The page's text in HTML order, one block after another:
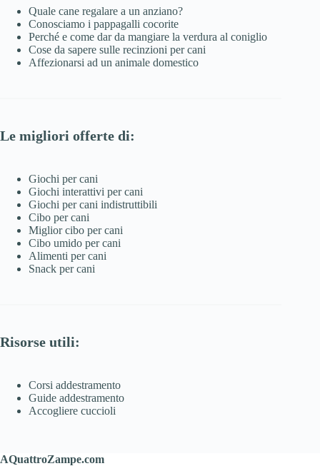
Quale cane regalare a un anziano?
Conosciamo i pappagalli cocorite
Perché e come dar da mangiare la verdura al coniglio
Cose da sapere sulle recinzioni per cani
Affezionarsi ad un animale domestico
Le migliori offerte di:
Giochi per cani
Giochi interattivi per cani
Giochi per cani indistruttibili
Cibo per cani
Miglior cibo per cani
Cibo umido per cani
Alimenti per cani
Snack per cani
Risorse utili:
Corsi addestramento
Guide addestramento
Accogliere cuccioli
AQuattroZampe.com